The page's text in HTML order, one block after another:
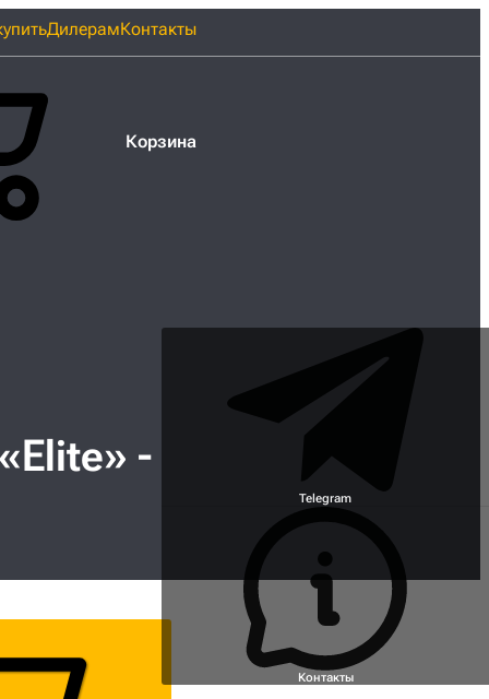
ДилерамКонтакты
Корзина
-
Telegram
Контакты